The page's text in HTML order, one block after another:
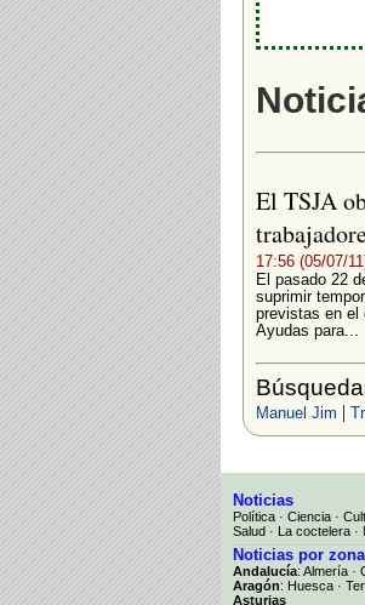
El TSJA
17:56 (05/07/
El pasado 22
suprimir
previstas en el
Ayudas para...
Manuel Jim |
Noticias
Política · Ciencia ·
Salud · La coctelera ·
Noticias por
Andalucía: Almería ·
Aragón: Huesca ·
Asturias